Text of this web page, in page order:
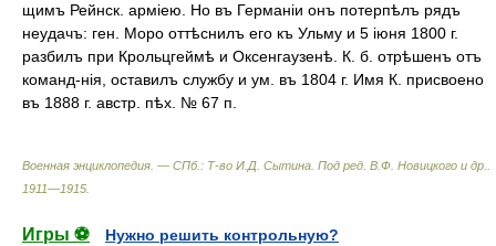
щимъ Рейнск. арміею. Но въ Германіи онъ потерпѣлъ рядъ
неудачъ: ген. Моро оттѣснилъ его къ Ульму и 5 іюня 1800 г.
разбилъ при Крольцгеймѣ и Оксенгаузенѣ. К. б. отрѣшенъ отъ
команд-нія, оставилъ службу и ум. въ 1804 г. Имя К. присвоено
въ 1888 г. австр. пѣх. № 67 п.
Военная энциклопедия. — СПб.: Т-во И.Д. Сытина Под ред. В.Ф. Новицкого и др.
1911—1915
Игры ⚽
Нужно решить контрольную?